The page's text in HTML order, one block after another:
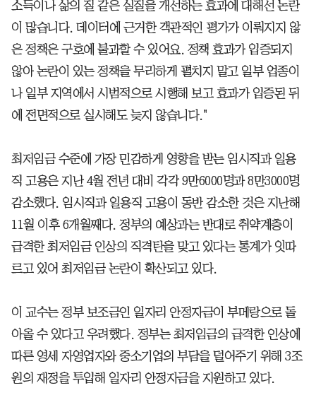
소득이나 삶의 질 같은 실질을 개선하는 효과에 대해선 논란
이 많습니다. 데이터에 근거한 객관적인 평가가 이뤄지지 않
은 정책은 구호에 불과할 수 있어요. 정책 효과가 입증되지
않아 논란이 있는 정책을 무리하게 펼치지 말고 일부 업종이
나 일부 지역에서 시범적으로 시행해 보고 효과가 입증된 뒤
에 전면적으로 실시해도 늦지 않습니다."
최저임금 수준에 가장 민감하게 영향을 받는 임시직과 일용
직 고용은 지난 4월 전년 대비 각각 9만6000명과 8만3000명
감소했다. 임시직과 일용직 고용이 동반 감소한 것은 지난해
11월 이후 6개월째다. 정부의 예상과는 반대로 취약계층이
급격한 최저임금 인상의 직격탄을 맞고 있다는 통계가 잇따
르고 있어 최저임금 논란이 확산되고 있다.
이 교수는 정부 보조금인 일자리 안정자금이 부메랑으로 돌
아올 수 있다고 우려했다. 정부는 최저임금의 급격한 인상에
따른 영세 자영업자와 중소기업의 부담을 덜어주기 위해 3조
원의 재정을 투입해 일자리 안정자금을 지원하고 있다.